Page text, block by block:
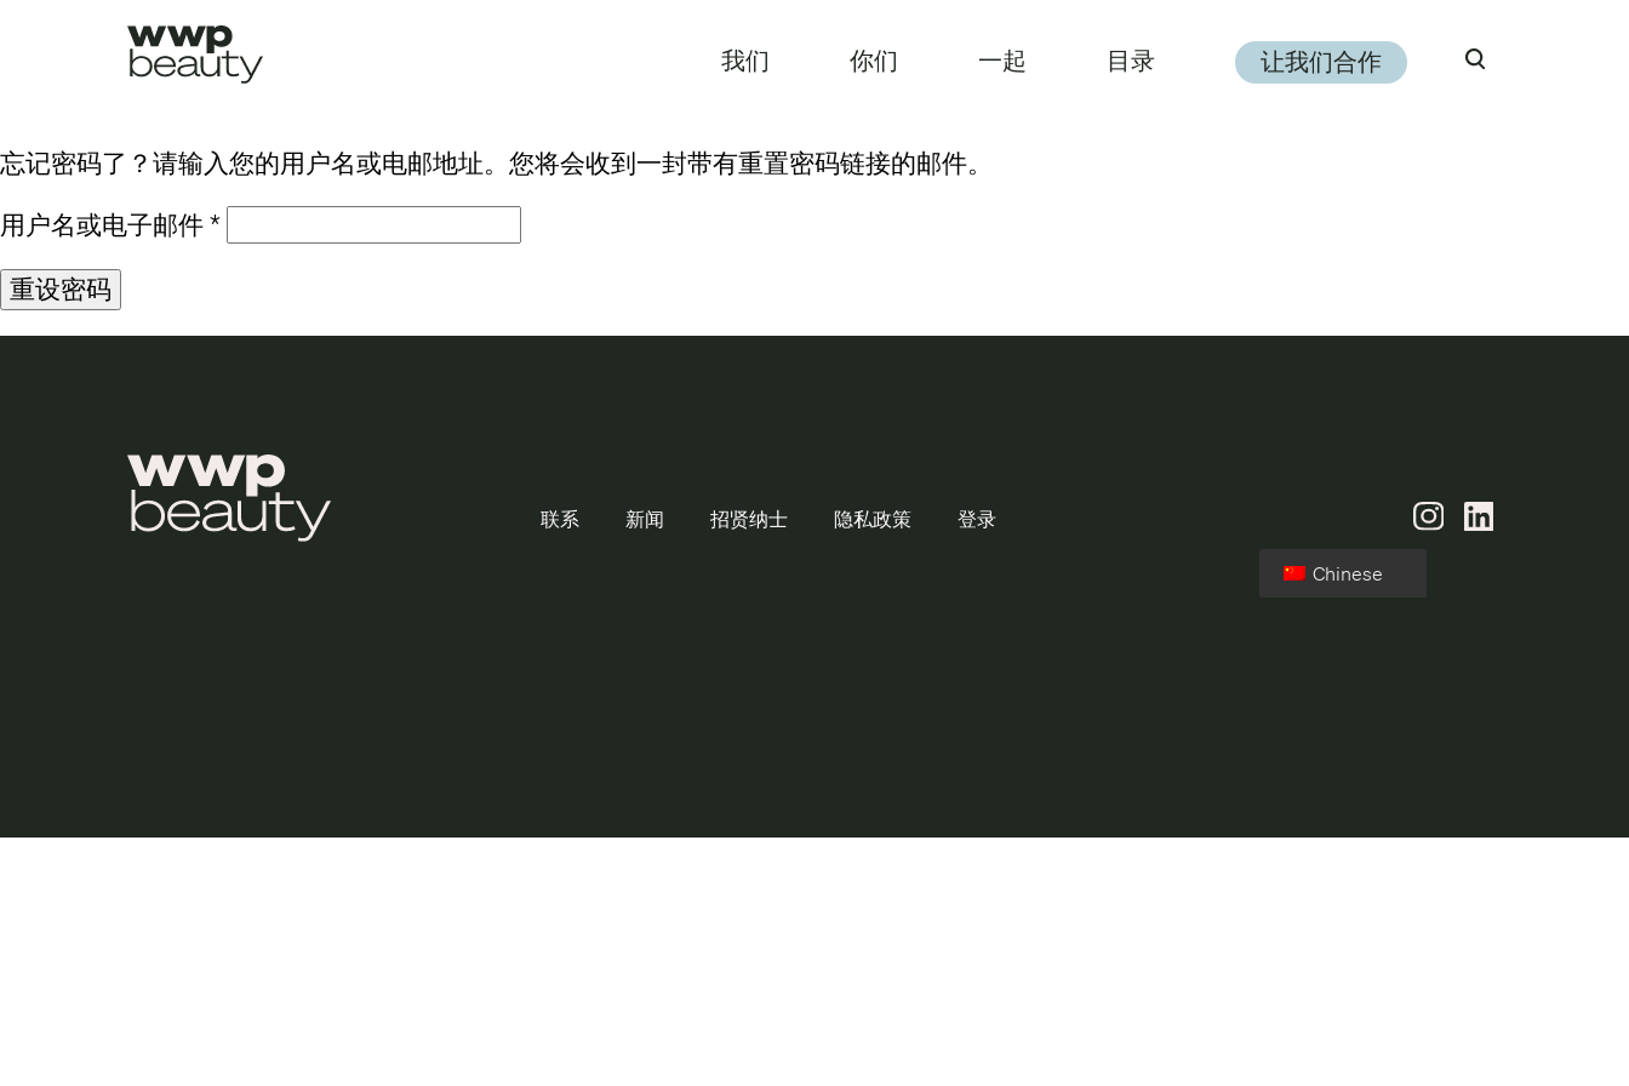
我们 你们 一起 目录 让我们合作
忘记密码了？请输入您的用户名或电邮地址。您将会收到一封带有重置密码链接的邮件。
用户名或电子邮件 *必
重设密码
联系 新闻 招贤纳士 隐私政策 登录
Chinese